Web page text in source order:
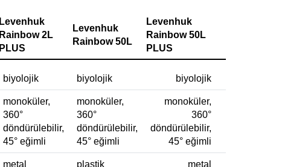
Levenhuk
Rainbow 2L
PLUS
Levenhuk
Rainbow 50L
Levenhuk
Rainbow 50L
PLUS
biyolojik biyolojik biyolojik
monoküler,
360°
döndürülebilir,
45° eğimli
monoküler,
360°
döndürülebilir,
45° eğimli
monoküler,
360°
döndürülebilir,
45° eğimli
metal plastik metal